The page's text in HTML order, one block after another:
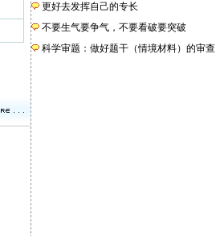
更好去发挥自己的专长
不要生气要争气，不要看破要突破
科学审题：做好题干（情境材料）的审查